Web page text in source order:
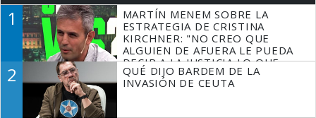
1
MARTÍN MENEM SOBRE LA
ESTRATEGIA DE CRISTINA
KIRCHNER: "NO CREO QUE
ALGUIEN DE AFUERA LE PUEDA
DECIR A LA JUSTICIA LO QUE
TIENE QUE HACER"
2
QUÉ DIJO BARDEM DE LA
INVASIÓN DE CEUTA